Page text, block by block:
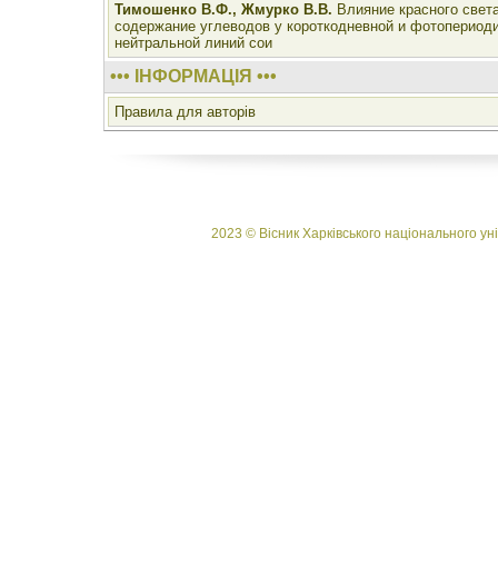
Тимошенко В.Ф., Жмурко В.В. Влияние красного
содержание углеводов у короткодневной и
нейтральной линий сои
••• ІНФОРМАЦІЯ •••
Правила для авторів
2023 © Вісник Харківського національного